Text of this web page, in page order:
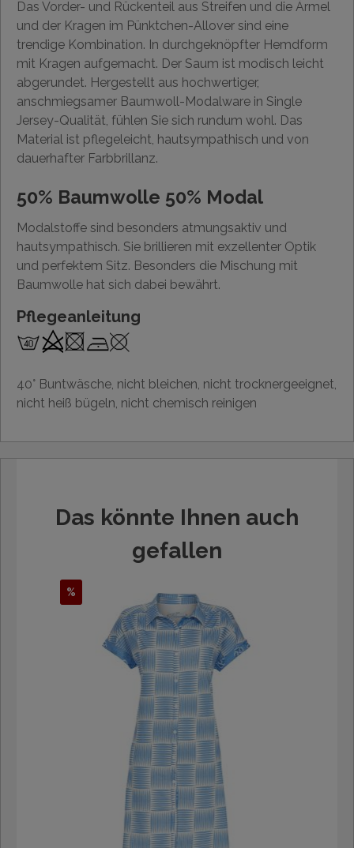
Das Vorder- und Rückenteil aus Streifen und die Ärmel
und der Kragen im Pünktchen-Allover sind eine
trendige Kombination. In durchgeknöpfter Hemdform
mit Kragen aufgemacht. Der Saum ist modisch leicht
abgerundet. Hergestellt aus hochwertiger,
anschmiegsamer Baumwoll-Modalware in Single
Jersey-Qualität, fühlen Sie sich rundum wohl. Das
Material ist pflegeleicht, hautsympathisch und von
dauerhafter Farbbrillanz.
50% Baumwolle 50% Modal
Modalstoffe sind besonders atmungsaktiv und
hautsympathisch. Sie brillieren mit exzellenter Optik
und perfektem Sitz. Besonders die Mischung mit
Baumwolle hat sich dabei bewährt.
Pflegeanleitung
40° Buntwäsche, nicht bleichen, nicht trocknergeeignet,
nicht heiß bügeln, nicht chemisch reinigen
Das könnte Ihnen auch
gefallen
%